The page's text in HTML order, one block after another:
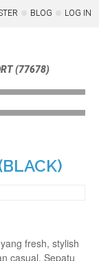
BLOG LOG IN
(77678)
fresh, stylish
casual. Sepatu